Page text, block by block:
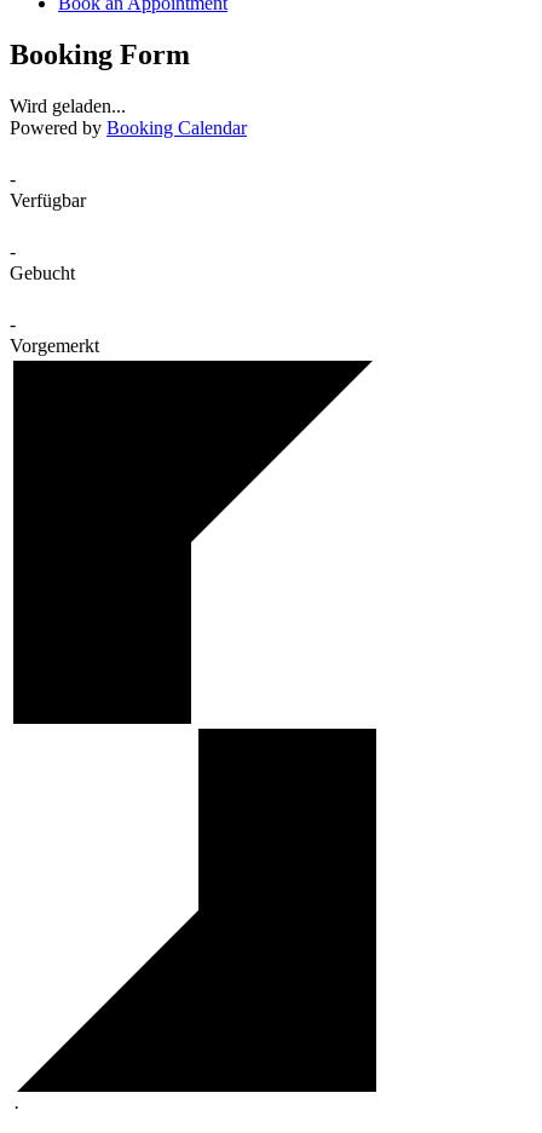
Booking Form
Wird geladen...
Powered by Booking Calendar
-
Verfügbar
-
Gebucht
-
Vorgemerkt
·